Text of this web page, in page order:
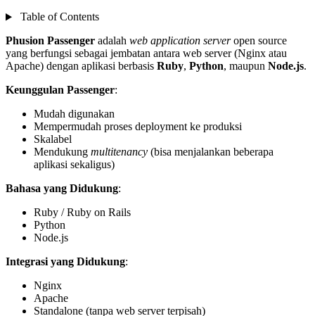
Table of Contents
Phusion Passenger adalah web application serveropen source
yang berfungsi sebagai jembatan antara web server (Nginx atau
Apache) dengan aplikasi berbasis Ruby, Python, maupun Node.js.
Keunggulan Passenger:
Mudah digunakan
Mempermudah proses deployment ke produksi
Skalabel
Mendukung multitenancy (bisa menjalankan beberapa
aplikasi sekaligus)
Bahasa yang Didukung:
Ruby / Ruby on Rails
Python
Node.js
Integrasi yang Didukung:
Nginx
Apache
Standalone (tanpa web server terpisah)